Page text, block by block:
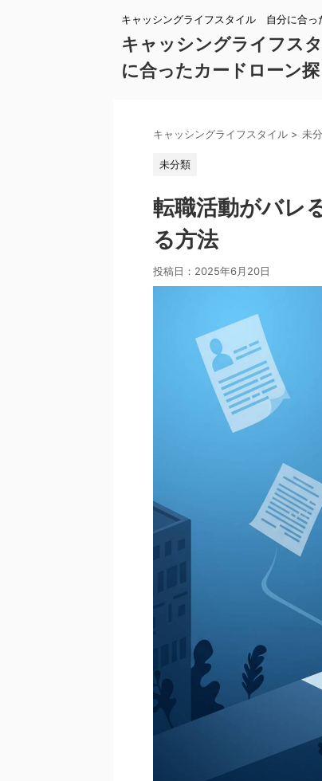
キャッシングライフスタイル 自分に合っ
キャッシングライフス
に合ったカードローン探
キャッシングライフスタイル > 未
未分類
転職活動がバレ
る方法
投稿日： 2025年6月20日